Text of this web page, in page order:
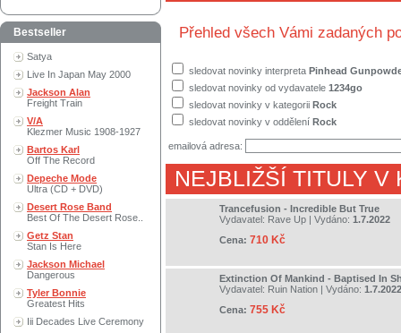
Bestseller
Satya
Live In Japan May 2000
Jackson Alan
Freight Train
V/A
Klezmer Music 1908-1927
Bartos Karl
Off The Record
Depeche Mode
Ultra (CD + DVD)
Desert Rose Band
Best Of The Desert Rose..
Getz Stan
Stan Is Here
Jackson Michael
Dangerous
Tyler Bonnie
Greatest Hits
Iii Decades Live Ceremony
Přehled všech Vámi zadaných
sledovat novinky interpreta Pinhead
sledovat novinky od vydavatele 1234go
sledovat novinky v kategorii Rock
sledovat novinky v oddělení Rock
emailová adresa:
NEJBLIŽŠÍ TITULY V
Trancefusion - Incredible But True
Vydavatel: Rave Up | Vydáno: 1.7.2022
Cena: 710 Kč
Extinction Of Mankind - Baptised In
Vydavatel: Ruin Nation | Vydáno: 1.7.2022
Cena: 755 Kč